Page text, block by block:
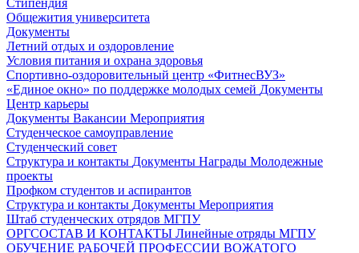
Общежития университета
Документы
Летний отдых и оздоровление
Условия питания и охрана здоровья
Спортивно-оздоровительный центр «ФитнесВУЗ»
«Единое окно» по поддержке молодых семей Документы
Центр карьеры
Документы Вакансии Мероприятия
Студенческое самоуправление
Студенческий совет
Структура и контакты Документы Награды Молодежные
проекты
Профком студентов и аспирантов
Структура и контакты Документы Мероприятия
Штаб студенческих отрядов МГПУ
ОРГСОСТАВ И КОНТАКТЫ Линейные отряды МГПУ
ОБУЧЕНИЕ РАБОЧЕЙ ПРОФЕССИИ ВОЖАТОГО